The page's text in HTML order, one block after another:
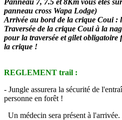
panneau cross Wapa Lodge)
Arrivée au bord de la crique Coui :
Traversée de la crique Coui à la
pour la traversée et gilet
la crique !
REGLEMENT trail :
- Jungle assurera la sécurité de
personne en forêt !
Un médecin sera présent à l'arrivée.